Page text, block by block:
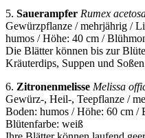
5. Sauerampfer Rumex
Gewürzpflanze / mehrjährig /
humos / Höhe: 40 cm /
Die Blätter können bis zur
Kräuterdips, Suppen und
6. Zitronenmelisse Melissa
Gewürz-, Heil-, Teepflanze /
Boden: humos / Höhe: 60 cm /
Blütenfarbe: weiß